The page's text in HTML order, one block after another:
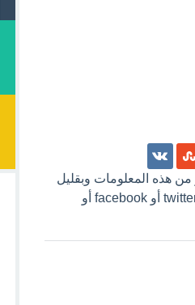
من هذه المعلومات وبقليل
من الجهد ترك تعليق أو مشاركة الموضوع عبر احدى الأزرار الثلاثة twitter أو facebook أو